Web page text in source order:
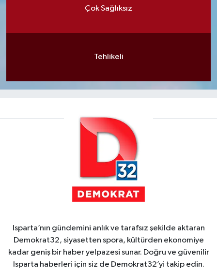
Çok Sağlıksız
Tehlikeli
Isparta’nın gündemini anlık ve tarafsız şekilde aktaran
Demokrat32, siyasetten spora, kültürden ekonomiye
kadar geniş bir haber yelpazesi sunar. Doğru ve güvenilir
Isparta haberleri için siz de Demokrat32’yi takip edin.